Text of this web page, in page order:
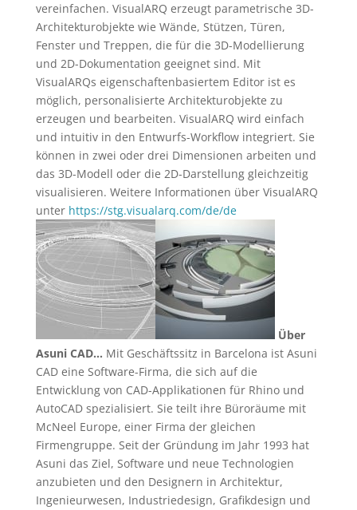
vereinfachen. VisualARQ erzeugt parametrische 3D-
Architekturobjekte wie Wände, Stützen, Türen,
Fenster und Treppen, die für die 3D-Modellierung
und 2D-Dokumentation geeignet sind. Mit
VisualARQs eigenschaftenbasiertem Editor ist es
möglich, personalisierte Architekturobjekte zu
erzeugen und bearbeiten. VisualARQ wird einfach
und intuitiv in den Entwurfs-Workflow integriert. Sie
können in zwei oder drei Dimensionen arbeiten und
das 3D-Modell oder die 2D-Darstellung gleichzeitig
visualisieren. Weitere Informationen über VisualARQ
unter https://stg.visualarq.com/de/de
Über
Asuni CAD… Mit Geschäftssitz in Barcelona ist Asuni
CAD eine Software-Firma, die sich auf die
Entwicklung von CAD-Applikationen für Rhino und
AutoCAD spezialisiert. Sie teilt ihre Büroräume mit
McNeel Europe, einer Firma der gleichen
Firmengruppe. Seit der Gründung im Jahr 1993 hat
Asuni das Ziel, Software und neue Technologien
anzubieten und den Designern in Architektur,
Ingenieurwesen, Industriedesign, Grafikdesign und